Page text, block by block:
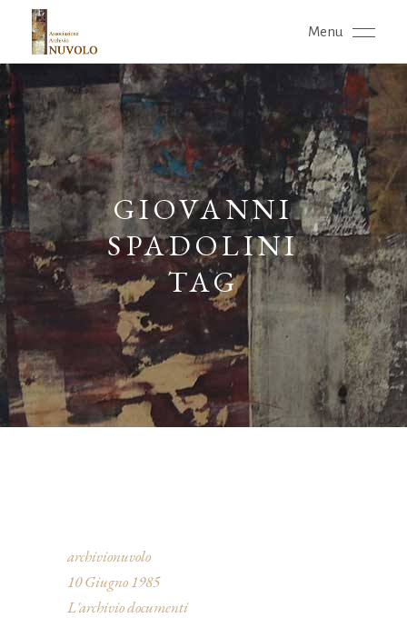
Menu
GIOVANNI
SPADOLINI
TAG
archivionuvolo
10 Giugno 1985
L'archivio documenti